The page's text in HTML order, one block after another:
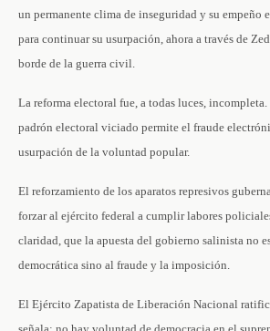
un permanente clima de inseguridad y su empeño
para continuar su usurpación, ahora a través de
borde de la guerra civil.
La reforma electoral fue, a todas luces,
padrón electoral viciado permite el fraude
usurpación de la voluntad popular.
El reforzamiento de los aparatos represivos
forzar al ejército federal a cumplir labores
claridad, que la apuesta del gobierno salinista no
democrática sino al fraude y la imposición.
El Ejército Zapatista de Liberación Nacional